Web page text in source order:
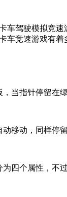
车驾驶模拟竞
车竞速游戏有
当指针停留在
移动，同样停
四个属性，不